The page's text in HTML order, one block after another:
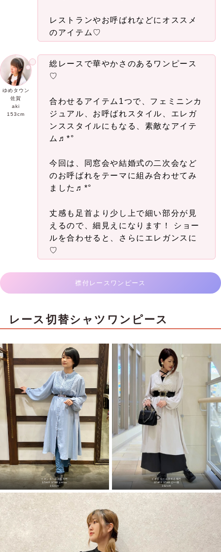
レストランやお呼ばれなどにオススメ
のアイテム♡
ゆめタウン
佐賀
aki
153cm
総レースで華やかさのあるワンピース
♡
合わせるアイテム1つで、フェミニンカ
ジュアル、お呼ばれスタイル、エレガ
ンススタイルにもなる、素敵なアイテ
ム♬*°
今回は、同窓会や結婚式の二次会など
のお呼ばれをテーマに組み合わせてみ
ました♬*°
丈感も足首より少し上で細い部分が見
えるので、細見えになります！ ショー
ルを合わせると、さらにエレガンスに
♡
襟付レースワンピース
レース切替シャツワンピース
イオンモール浜松市野
STAFF STAR seika
153cm
イオンモール浜松志都呂
STAFF STAR ひー様
162cm